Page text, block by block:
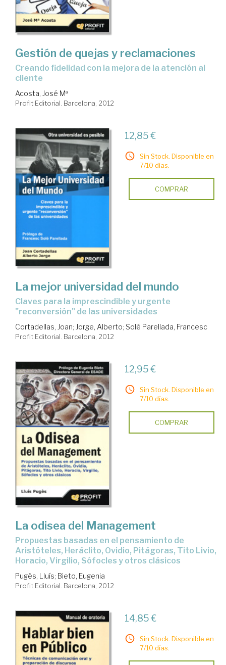
Gestión de quejas y reclamaciones
creando fidelidad con la mejora de la atención al
cliente
Acosta, José Mª
Profit Editorial. Barcelona, 2012
12,85 €
Sin Stock. Disponible en
7/10 días.
COMPRAR
La mejor universidad del mundo
claves para la imprescindible y urgente
"reconversión" de las universidades
Cortadellas, Joan; Jorge, Alberto; Solé Parellada, Francesc
Profit Editorial. Barcelona, 2012
12,95 €
Sin Stock. Disponible en
7/10 días.
COMPRAR
La odisea del Management
Propuestas basadas en el pensamiento de
Aristóteles, Heráclito, Ovidio, Pitágoras, Tito Livio,
Horacio, Virgilio, Sófocles y otros clásicos
Pugès, Lluís; Bieto, Eugenia
Profit Editorial. Barcelona, 2012
14,85 €
Sin Stock. Disponible en
7/10 días.